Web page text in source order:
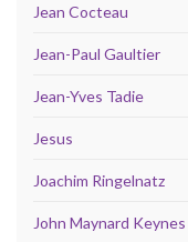
Jean Cocteau
Jean-Paul Gaultier
Jean-Yves Tadie
Jesus
Joachim Ringelnatz
John Maynard Keynes